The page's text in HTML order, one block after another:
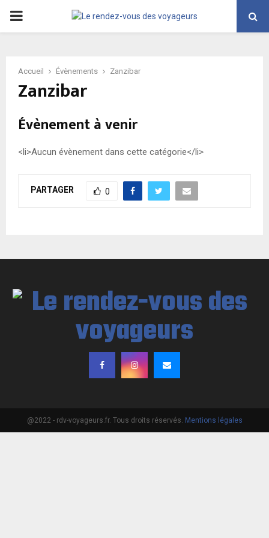
PRIMARY
Accueil Évènements Zanzibar
Zanzibar
Évènement à venir
<li>Aucun évènement dans cette catégorie</li>
PARTAGER 0
@2022 - rdv-voyageurs.fr. Tous droits réservés. Mentions légales